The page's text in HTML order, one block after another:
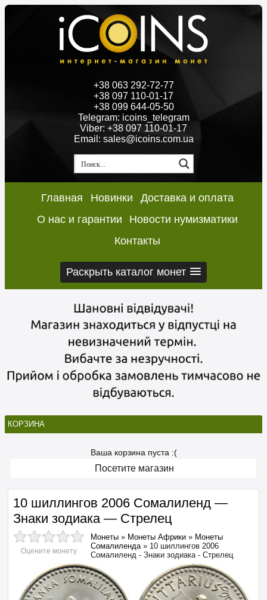
+38 063 292-72-77
+38 097 110-01-17
+38 099 644-05-50
Telegram: icoins_telegram
Viber: +38 097 110-01-17
Email: sales@icoins.com.ua
Главная Новинки
Доставка и оплата
О нас и гарантии
Новости нумизматики
Контакты
Раскрыть каталог монет
КОРЗИНА
Ваша корзина пуста :(
Посетите магазин
10 шиллингов 2006 Сомалиленд —
Знаки зодиака — Стрелец
Оцените монету
Монеты » Монеты Африки » Монеты
Сомалиленда» 10 шиллингов 2006
Сомалиленд - Знаки зодиака - Стрелец